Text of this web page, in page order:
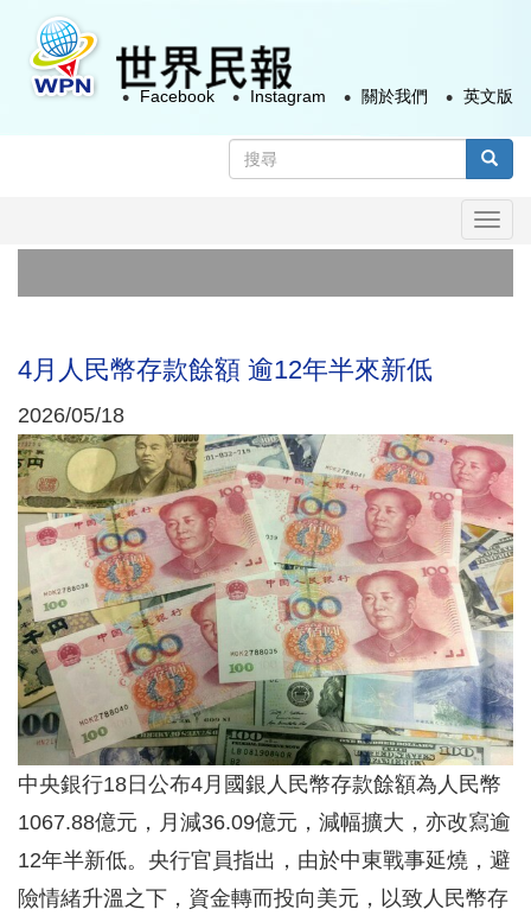
容
搜
尋
Facebook Instagram 關於我們 英文版
4月人民幣存款餘額 逾12年半來新低
2026/05/18
中央銀行18日公布4月國銀人民幣存款餘額為人民幣
1067.88億元，月減36.09億元，減幅擴大，亦改寫逾
12年半新低。央行官員指出，由於中東戰事延燒，避
險情緒升溫之下，資金轉而投向美元，以致人民幣存